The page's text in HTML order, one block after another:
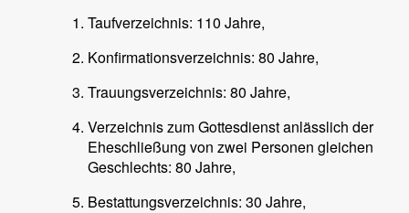
Taufverzeichnis: 110 Jahre,
Konfirmationsverzeichnis: 80 Jahre,
Trauungsverzeichnis: 80 Jahre,
Verzeichnis zum Gottesdienst anlässlich der
Eheschließung von zwei Personen gleichen
Geschlechts: 80 Jahre,
Bestattungsverzeichnis: 30 Jahre,